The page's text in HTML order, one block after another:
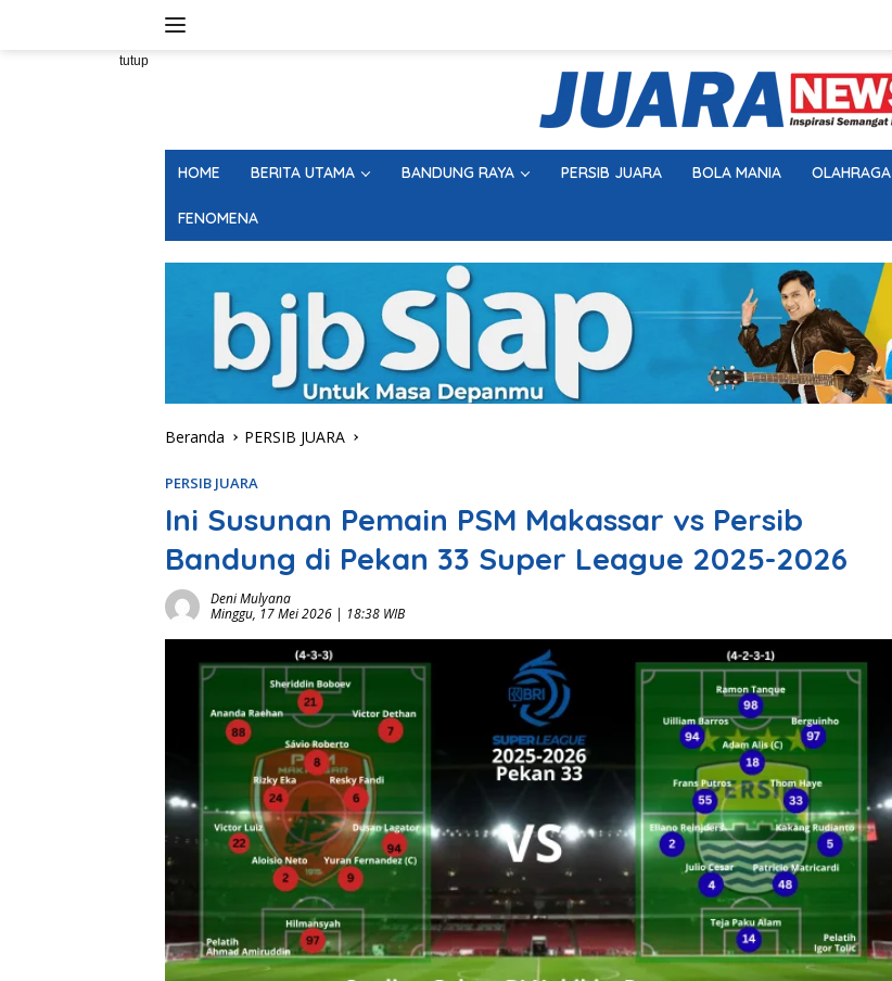
tutup
HOME BERITA UTAMA BANDUNG RAYA PERSIB JUARA BOLA MANIA OLAHRAGA
FENOMENA
Beranda PERSIB JUARA
PERSIB JUARA
Ini Susunan Pemain PSM Makassar vs Persib
Bandung di Pekan 33 Super League 2025-2026
Deni Mulyana
Minggu, 17 Mei 2026 | 18:38 WIB